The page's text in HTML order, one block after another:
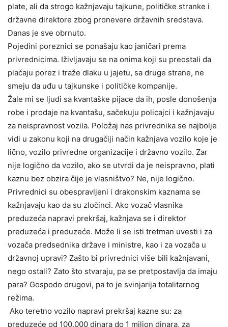
plate, ali da strogo kažnjavaju tajkune, političke stranke i
državne direktore zbog pronevere državnih sredstava.
Danas je sve obrnuto.
Pojedini poreznici se ponašaju kao janičari prema
privrednicima. Iživljavaju se na onima koji su preostali da
plaćaju porez i traže dlaku u jajetu, sa druge strane, ne
smeju da uđu u tajkunske i političke kompanije.
Žale mi se ljudi sa kvantaške pijace da ih, posle donošenja
robe i prodaje na kvantašu, sačekuju policajci i kažnjavaju
za neispravnost vozila. Položaj nas privrednika se najbolje
vidi u zakonu koji na drugačiji način kažnjava vozilo koje je
lično, vozilo privredne organizacije i državno vozilo. Zar
nije logično da vozilo, ako se utvrdi da je neispravno, plati
kaznu bez obzira čije je vlasništvo? Ne, nije logično.
Privrednici su obespravljeni i drakonskim kaznama se
kažnjavaju kao da su zločinci. Ako vozač vlasnika
preduzeća napravi prekršaj, kažnjava se i direktor
preduzeća i preduzeće. Može li se isti tretman uvesti i za
vozača predsednika države i ministre, kao i za vozača u
državnoj upravi? Zašto bi privrednici više bili kažnjavani,
nego ostali? Zato što stvaraju, pa se pretpostavlja da imaju
para? Gospodo drugovi, pa to je svinjarija totalitarnog
režima.
Ako teretno vozilo napravi prekršaj kazne su: za
preduzeće od 100.000 dinara do 1 milion dinara, za